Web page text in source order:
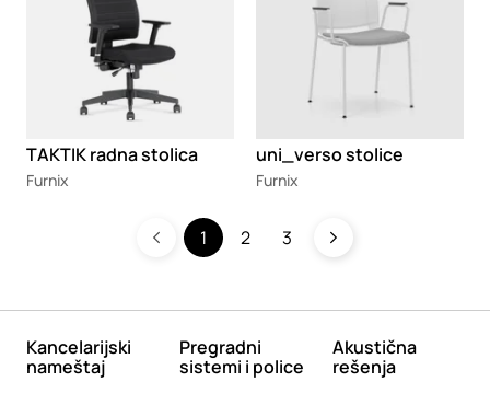
TAKTIK radna stolica
Furnix
uni_verso stolice
Furnix
1 2 3
Kancelarijski
nameštaj
Pregradni
sistemi i police
Akustična
rešenja